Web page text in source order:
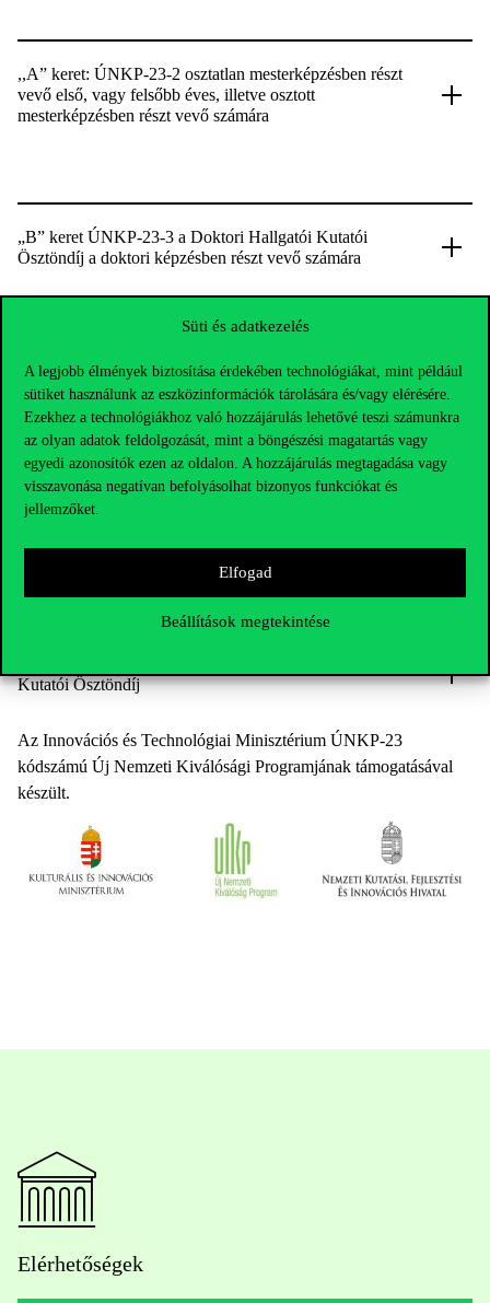
Süti és adatkezelés
A legjobb élmények biztosítása érdekében technológiákat, mint például
sütiket használunk az eszközinformációk tárolására és/vagy elérésére.
Ezekhez a technológiákhoz való hozzájárulás lehetővé teszi számunkra
az olyan adatok feldolgozását, mint a böngészési magatartás vagy
egyedi azonosítók ezen az oldalon. A hozzájárulás megtagadása vagy
visszavonása negatívan befolyásolhat bizonyos funkciókat és
jellemzőket.
Elfogad
Beállítások megtekintése
,,A” keret: ÚNKP-23-2 osztatlan mesterképzésben részt
vevő első, vagy felsőbb éves, illetve osztott
mesterképzésben részt vevő számára
„B” keret ÚNKP-23-3 a Doktori Hallgatói Kutatói
Ösztöndíj a doktori képzésben részt vevő számára
“C” keret ÚNKP-23-4 „ Tudománnyal fel!” Felsőoktatási
Doktorvárományosi és Posztdoktori Kutatói Ösztöndíj
ÚNKP-23-5 Bolyai+ Felsőoktatási Fiatal Oktatói, Kutatói
Kutatói Ösztöndíj
Az Innovációs és Technológiai Minisztérium ÚNKP-23
kódszámú Új Nemzeti Kiválósági Programjának támogatásával
készült.
Elérhetőségek